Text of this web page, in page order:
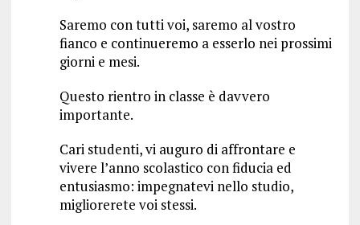
Saremo con tutti voi, saremo al vostro
fianco e continueremo a esserlo nei prossimi
giorni e mesi.
Questo rientro in classe è davvero
importante.
Cari studenti, vi auguro di affrontare e
vivere l’anno scolastico con fiducia ed
entusiasmo: impegnatevi nello studio,
migliorerete voi stessi.